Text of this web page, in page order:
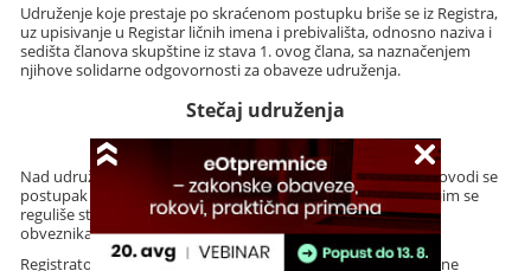
Udruženje koje prestaje po skraćenom postupku briše se iz Registra,
uz upisivanje u Registar ličnih imena i prebivališta, odnosno naziva i
sedišta članova skupštine iz stava 1. ovog člana, sa naznačenjem
njihove solidarne odgovornosti za obaveze udruženja.
Stečaj udruženja
Nad udruženjem koje je trajnije nesposobno za plaćanje sprovodi se
postupak stečaja shodnom primenom odredaba zakona kojim se
reguliše stečaj i poreskih zakona kojima se uređuje tretman
obveznika u stečaju.
Registrator briše udruženje iz Registra na osnovu pravosnažne